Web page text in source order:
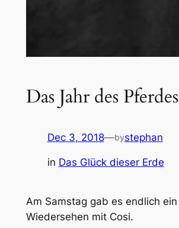
Das Jahr des Pferdes
Dec 3, 2018—bystephan
in Das Glück dieser Erde
Am Samstag gab es endlich ein
Wiedersehen mit Cosi.